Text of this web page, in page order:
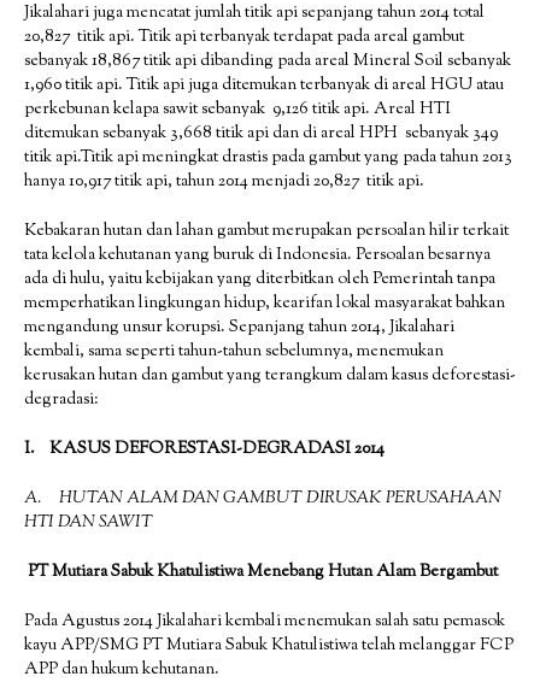
Jikalahari juga mencatat jumlah titik api sepanjang tahun 2014 total
20,827 titik api. Titik api terbanyak terdapat pada areal gambut
sebanyak 18,867 titik api dibanding pada areal Mineral Soil sebanyak
1,960 titik api. Titik api juga ditemukan terbanyak di areal HGU atau
perkebunan kelapa sawit sebanyak 9,126 titik api. Areal HTI
ditemukan sebanyak 3,668 titik api dan di areal HPH sebanyak 349
titik api.Titik api meningkat drastis pada gambut yang pada tahun 2013
hanya 10,917 titik api, tahun 2014 menjadi 20,827 titik api.
Kebakaran hutan dan lahan gambut merupakan persoalan hilir terkait
tata kelola kehutanan yang buruk di Indonesia. Persoalan besarnya
ada di hulu, yaitu kebijakan yang diterbitkan oleh Pemerintah tanpa
memperhatikan lingkungan hidup, kearifan lokal masyarakat bahkan
mengandung unsur korupsi. Sepanjang tahun 2014, Jikalahari
kembali, sama seperti tahun-tahun sebelumnya, menemukan
kerusakan hutan dan gambut yang terangkum dalam kasus deforestasi-
degradasi:
I. KASUS DEFORESTASI-DEGRADASI 2014
A. HUTAN ALAM DAN GAMBUT DIRUSAK PERUSAHAAN
HTI DAN SAWIT
PT Mutiara Sabuk Khatulistiwa Menebang Hutan Alam Bergambut
Pada Agustus 2014 Jikalahari kembali menemukan salah satu pemasok
kayu APP/SMG PT Mutiara Sabuk Khatulistiwa telah melanggar FCP
APP dan hukum kehutanan.